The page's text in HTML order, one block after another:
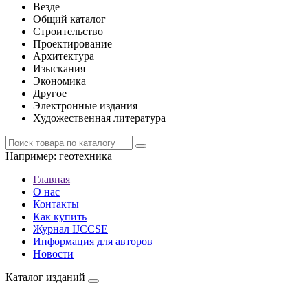
Везде
Общий каталог
Строительство
Проектирование
Архитектура
Изыскания
Экономика
Другое
Электронные издания
Художественная литература
Например: геотехника
Главная
О нас
Контакты
Как купить
Журнал IJCCSE
Информация для авторов
Новости
Каталог изданий